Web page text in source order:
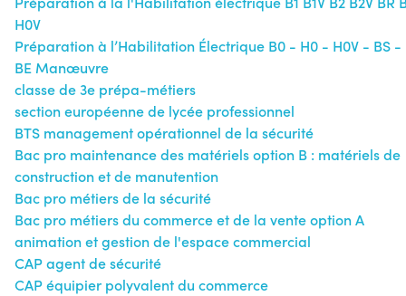
H0V
Préparation à l’Habilitation Électrique B0 - H0 - H0V - BS -
BE Manœuvre
classe de 3e prépa-métiers
section européenne de lycée professionnel
BTS management opérationnel de la sécurité
Bac pro maintenance des matériels option B : matériels de
construction et de manutention
Bac pro métiers de la sécurité
Bac pro métiers du commerce et de la vente option A
animation et gestion de l'espace commercial
CAP agent de sécurité
CAP équipier polyvalent du commerce